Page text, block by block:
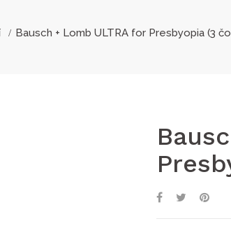
Bausch + Lomb ULTRA for Presbyopia (3